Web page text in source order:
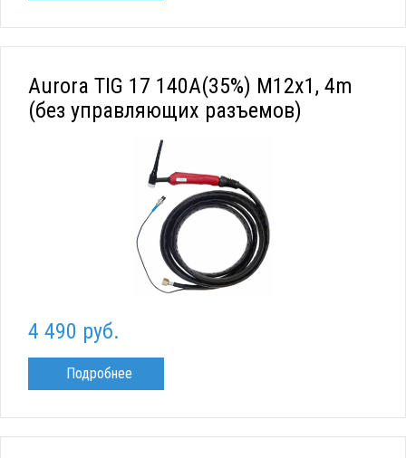
Aurora TIG 17 140A(35%) M12x1, 4m
(без управляющих разъемов)
4 490 руб.
Подробнее